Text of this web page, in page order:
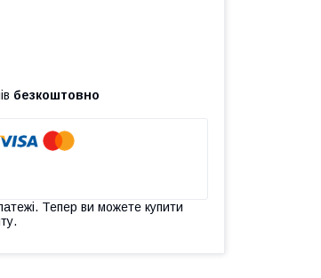
безкоштовно
Тепер ви можете купити